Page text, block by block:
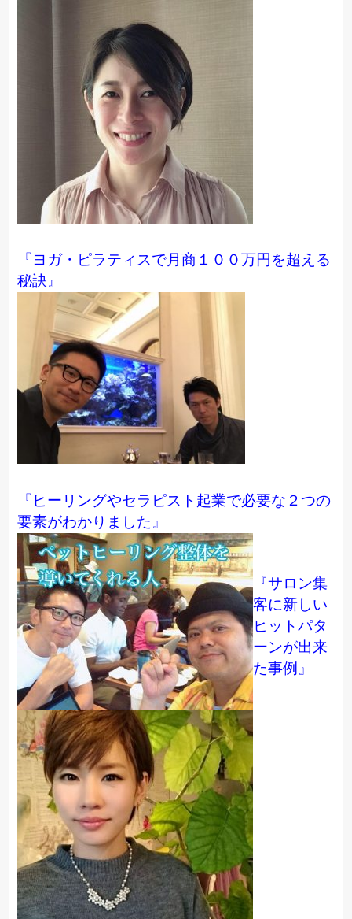
『ヨガ・ピラティスで月商１００万円を超える
秘訣』
『ヒーリングやセラピスト起業で必要な２つの
要素がわかりました』
『サロン集
客に新しい
ヒットパタ
ーンが出来
た事例』